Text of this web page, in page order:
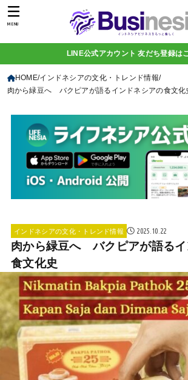
MENU
LINE公式アカウント 友だち登録は
HOME インドネシアの文化・トレンド情報
肉から緑豆へ バクピアが語るインドネシアの食文化
インドネシアの文化・トレンド情報 2025.10.22
肉から緑豆へ バクピアが語るイ
食文化史